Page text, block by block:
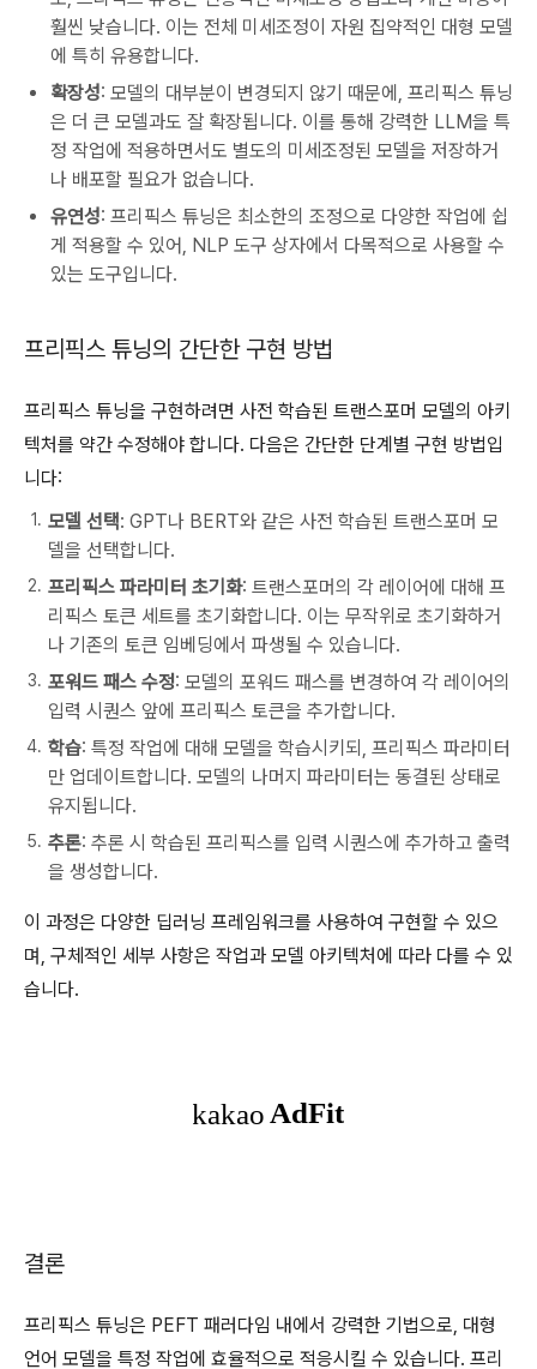
훨씬 낮습니다. 이는 전체 미세조정이 자원 집약적인 대형 모델
에 특히 유용합니다.
확장성: 모델의 대부분이 변경되지 않기 때문에, 프리픽스 튜닝
은 더 큰 모델과도 잘 확장됩니다. 이를 통해 강력한 LLM을 특
정 작업에 적용하면서도 별도의 미세조정된 모델을 저장하거
나 배포할 필요가 없습니다.
유연성: 프리픽스 튜닝은 최소한의 조정으로 다양한 작업에 쉽
게 적용할 수 있어, NLP 도구 상자에서 다목적으로 사용할 수
있는 도구입니다.
프리픽스 튜닝의 간단한 구현 방법
프리픽스 튜닝을 구현하려면 사전 학습된 트랜스포머 모델의 아키
텍처를 약간 수정해야 합니다. 다음은 간단한 단계별 구현 방법입
니다:
모델 선택: GPT나 BERT와 같은 사전 학습된 트랜스포머 모
델을 선택합니다.
프리픽스 파라미터 초기화: 트랜스포머의 각 레이어에 대해 프
리픽스 토큰 세트를 초기화합니다. 이는 무작위로 초기화하거
나 기존의 토큰 임베딩에서 파생될 수 있습니다.
포워드 패스 수정: 모델의 포워드 패스를 변경하여 각 레이어의
입력 시퀀스 앞에 프리픽스 토큰을 추가합니다.
학습: 특정 작업에 대해 모델을 학습시키되, 프리픽스 파라미터
만 업데이트합니다. 모델의 나머지 파라미터는 동결된 상태로
유지됩니다.
추론: 추론 시 학습된 프리픽스를 입력 시퀀스에 추가하고 출력
을 생성합니다.
이 과정은 다양한 딥러닝 프레임워크를 사용하여 구현할 수 있으
며, 구체적인 세부 사항은 작업과 모델 아키텍처에 따라 다를 수 있
습니다.
결론
프리픽스 튜닝은 PEFT 패러다임 내에서 강력한 기법으로, 대형
언어 모델을 특정 작업에 효율적으로 적응시킬 수 있습니다. 프리